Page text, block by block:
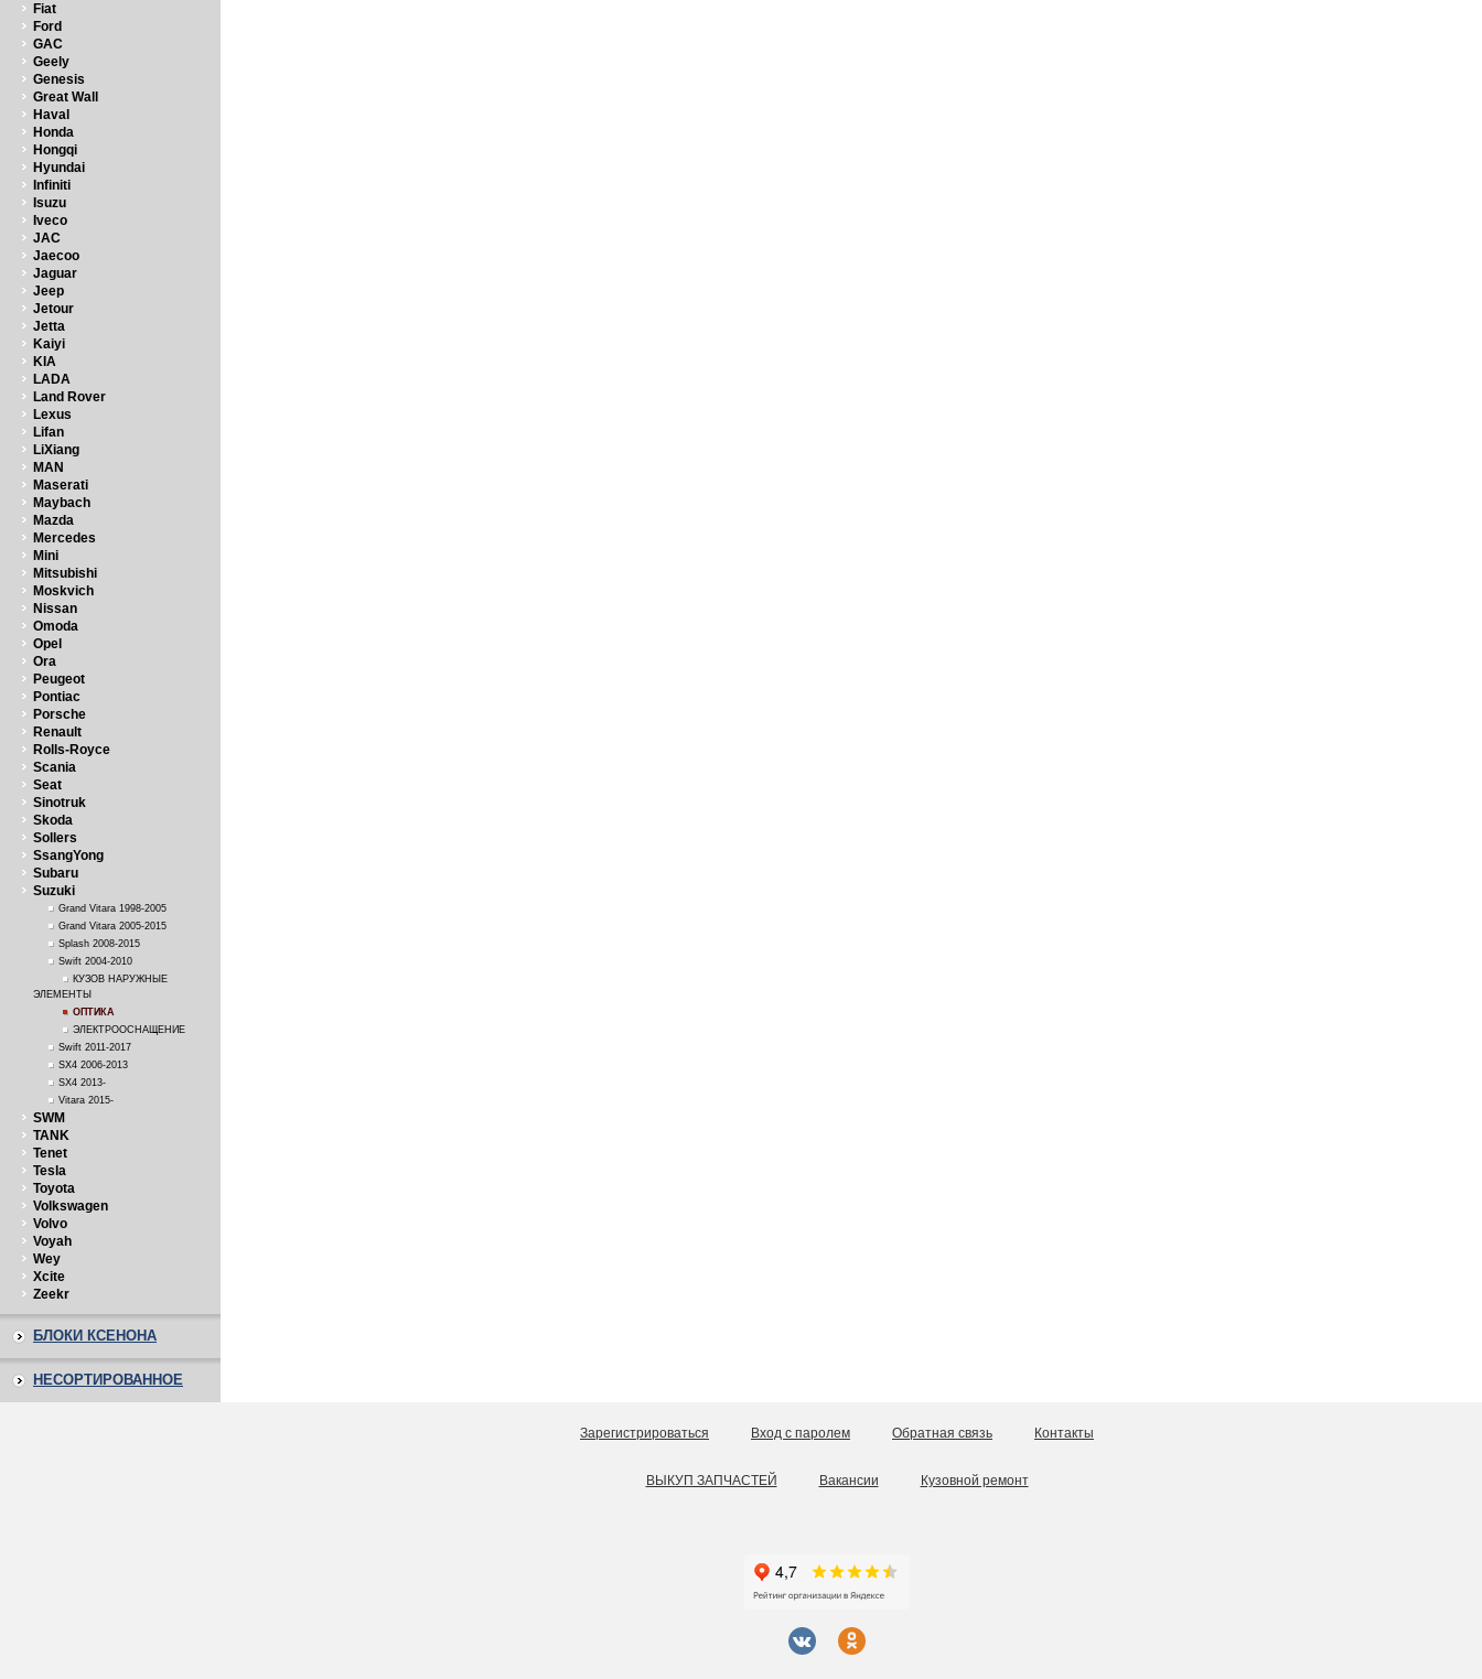
Fiat
Ford
GAC
Geely
Genesis
Great Wall
Haval
Honda
Hongqi
Hyundai
Infiniti
Isuzu
Iveco
JAC
Jaecoo
Jaguar
Jeep
Jetour
Jetta
Kaiyi
KIA
LADA
Land Rover
Lexus
Lifan
LiXiang
MAN
Maserati
Maybach
Mazda
Mercedes
Mini
Mitsubishi
Moskvich
Nissan
Omoda
Opel
Ora
Peugeot
Pontiac
Porsche
Renault
Rolls-Royce
Scania
Seat
Sinotruk
Skoda
Sollers
SsangYong
Subaru
Suzuki
Grand Vitara 1998-2005
Grand Vitara 2005-2015
Splash 2008-2015
Swift 2004-2010
КУЗОВ НАРУЖНЫЕ
ЭЛЕМЕНТЫ
ОПТИКА
ЭЛЕКТРООСНАЩЕНИЕ
Swift 2011-2017
SX4 2006-2013
SX4 2013-
Vitara 2015-
SWM
TANK
Tenet
Tesla
Toyota
Volkswagen
Volvo
Voyah
Wey
Xcite
Zeekr
БЛОКИ КСЕНОНА
НЕСОРТИРОВАННОЕ
Зарегистрироваться Вход с паролем Обратная связь Контакты
ВЫКУП ЗАПЧАСТЕЙ Вакансии Кузовной ремонт